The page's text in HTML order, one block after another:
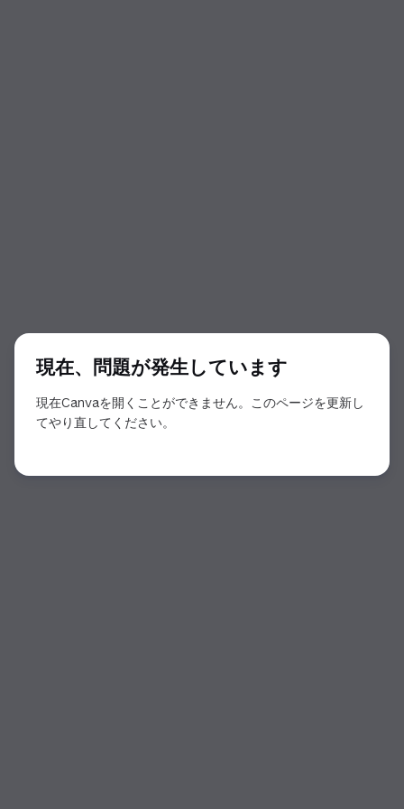
現在、問題が発生しています
現在Canvaを開くことができません。このページを更新し
てやり直してください。